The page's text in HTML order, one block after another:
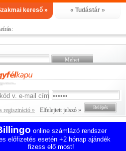
kereső » « Tudástár »
regisztráció » Elfelejtett jelszó »
online számlázó rendszer
előfizetés esetén +2 hónap ajándék
fizess elő most!